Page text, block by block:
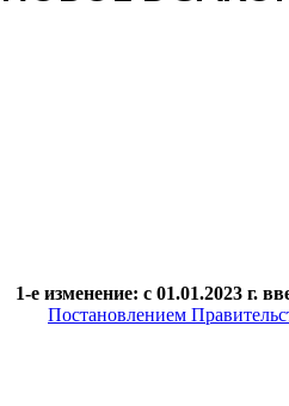
1-е изменение: с 01.01.2023 г.
Постановлением